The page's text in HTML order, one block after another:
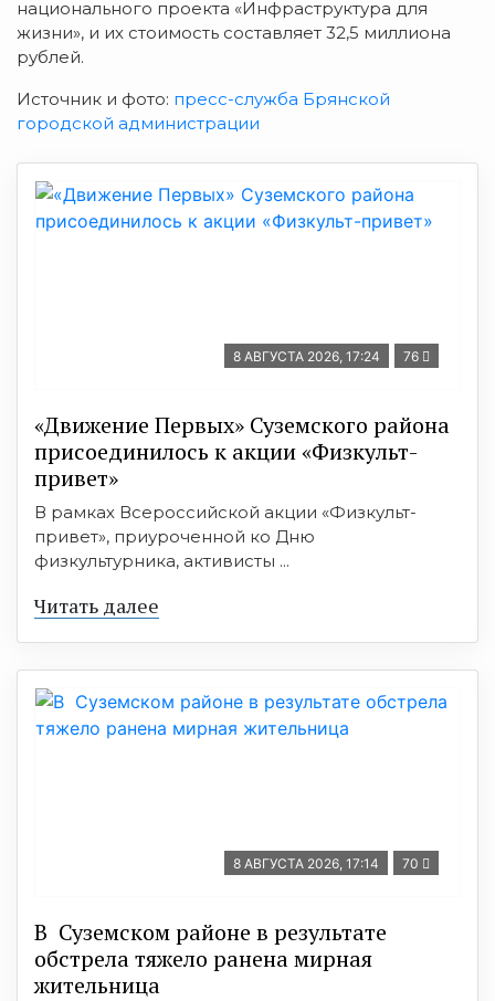
национального проекта «Инфраструктура для
жизни», и их стоимость составляет 32,5 миллиона
рублей.
Источник и фото: пресс-служба Брянской
городской администрации
8 АВГУСТА 2026, 17:24 76
«Движение Первых» Суземского района
присоединилось к акции «Физкульт-
привет»
В рамках Всероссийской акции «Физкульт-
привет», приуроченной ко Дню
физкультурника, активисты ...
Читать далее
8 АВГУСТА 2026, 17:14 70
В Суземском районе в результате
обстрела тяжело ранена мирная
жительница